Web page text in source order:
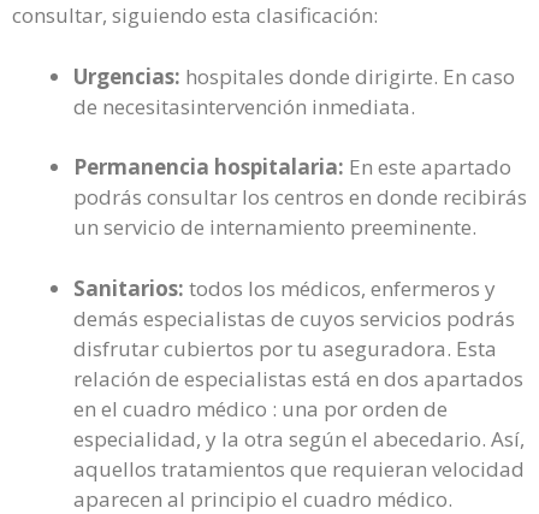
consultar, siguiendo esta clasificación:
Urgencias: hospitales donde dirigirte. En caso
de necesitasintervención inmediata.
Permanencia hospitalaria: En este apartado
podrás consultar los centros en donde recibirás
un servicio de internamiento preeminente.
Sanitarios: todos los médicos, enfermeros y
demás especialistas de cuyos servicios podrás
disfrutar cubiertos por tu aseguradora. Esta
relación de especialistas está en dos apartados
en el cuadro médico : una por orden de
especialidad, y la otra según el abecedario. Así,
aquellos tratamientos que requieran velocidad
aparecen al principio el cuadro médico.